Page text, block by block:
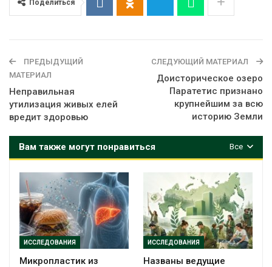
Поделиться
ПРЕДЫДУЩИЙ
МАТЕРИАЛ
Неправильная
утилизация живых елей
вредит здоровью
СЛЕДУЮЩИЙ МАТЕРИАЛ
Доисторическое озеро
Паратетис признано
крупнейшим за всю
историю Земли
Все
Вам также могут понравиться
ИССЛЕДОВАНИЯ
Микропластик из
ИССЛЕДОВАНИЯ
Названы ведущие